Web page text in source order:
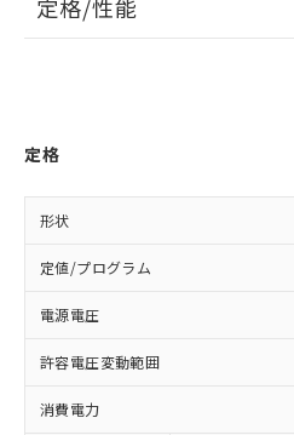
定格/性能
定格
形状
定値/プログラム
電源電圧
許容電圧変動範囲
消費電力